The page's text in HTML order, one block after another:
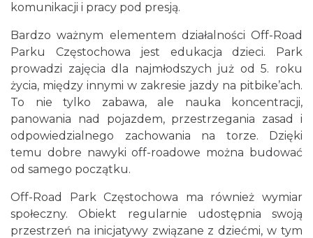
komunikacji i pracy pod presją.
Bardzo ważnym elementem działalności Off-Road
Parku Częstochowa jest edukacja dzieci. Park
prowadzi zajęcia dla najmłodszych już od 5. roku
życia, między innymi w zakresie jazdy na pitbike’ach.
To nie tylko zabawa, ale nauka koncentracji,
panowania nad pojazdem, przestrzegania zasad i
odpowiedzialnego zachowania na torze. Dzięki
temu dobre nawyki off-roadowe można budować
od samego początku.
Off-Road Park Częstochowa ma również wymiar
społeczny. Obiekt regularnie udostępnia swoją
przestrzeń na inicjatywy związane z dziećmi, w tym